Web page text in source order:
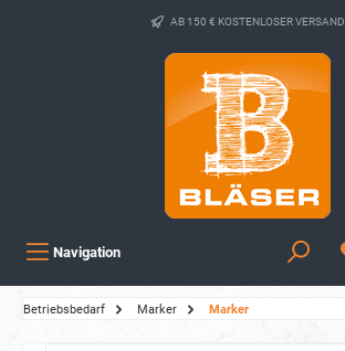
AB 150 € KOSTENLOSER VERSAND
Navigation
Betriebsbedarf Marker Marker